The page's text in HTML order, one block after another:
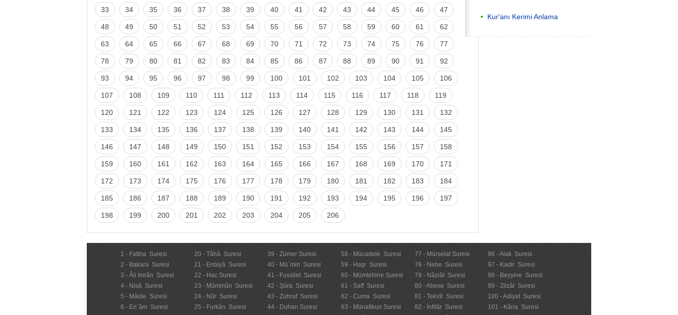
33 34 35 36 37 38 39 40 41 42 43 44 45 46 47
48 49 50 51 52 53 54 55 56 57 58 59 60 61 62
63 64 65 66 67 68 69 70 71 72 73 74 75 76 77
78 79 80 81 82 83 84 85 86 87 88 89 90 91 92
93 94 95 96 97 98 99 100 101 102 103 104 105 106
107 108 109 110 111 112 113 114 115 116 117 118 119
120 121 122 123 124 125 126 127 128 129 130 131 132
133 134 135 136 137 138 139 140 141 142 143 144 145
146 147 148 149 150 151 152 153 154 155 156 157 158
159 160 161 162 163 164 165 166 167 168 169 170 171
172 173 174 175 176 177 178 179 180 181 182 183 184
185 186 187 188 189 190 191 192 193 194 195 196 197
198 199 200 201 202 203 204 205 206
Kur'anı Kerimi Anlama
1 - Fatiha Suresi
2 - Bakara Suresi
3 - Âli İmrân Suresi
4 - Nisâ Suresi
5 - Mâide Suresi
6 - En`âm Suresi
20 - Tâhâ Suresi
21 - Enbiyâ Suresi
22 - Hac Suresi
23 - Müminûn Suresi
24 - Nûr Suresi
25 - Furkân Suresi
39 - Zümer Suresi
40 - Mü`min Suresi
41 - Fussilet Suresi
42 - Şûra Suresi
43 - Zuhruf Suresi
44 - Duhan Suresi
58 - Mücadele Suresi
59 - Haşr Suresi
60 - Mümtehine Suresi
61 - Saff Suresi
62 - Cuma Suresi
63 - Münafikun Suresi
77 - Mürselat Suresi
78 - Nebe Suresi
79 - Nâziât Suresi
80 - Abese Suresi
81 - Tekvîr Suresi
82 - İnfitâr Suresi
96 - Alak Suresi
97 - Kadir Suresi
98 - Beyyine Suresi
99 - Zilzâl Suresi
100 - Adiyat Suresi
101 - Kâria Suresi